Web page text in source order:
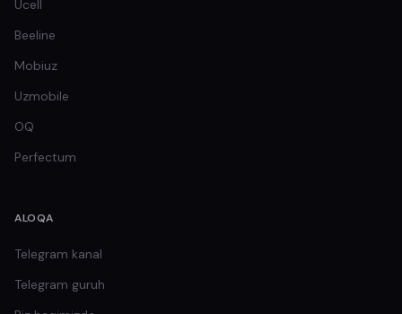
Ucell
Beeline
Mobiuz
Uzmobile
OQ
Perfectum
ALOQA
Telegram kanal
Telegram guruh